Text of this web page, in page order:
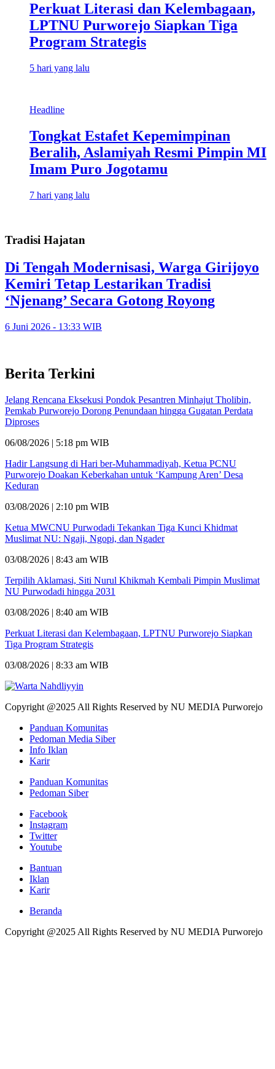
Perkuat Literasi dan Kelembagaan,
LPTNU Purworejo Siapkan Tiga
Program Strategis
5 hari yang lalu
Headline
Tongkat Estafet Kepemimpinan
Beralih, Aslamiyah Resmi Pimpin MI
Imam Puro Jogotamu
7 hari yang lalu
Tradisi Hajatan
Di Tengah Modernisasi, Warga Girijoyo
Kemiri Tetap Lestarikan Tradisi
‘Njenang’ Secara Gotong Royong
6 Juni 2026 - 13:33 WIB
Berita Terkini
Jelang Rencana Eksekusi Pondok Pesantren Minhajut Tholibin,
Pemkab Purworejo Dorong Penundaan hingga Gugatan Perdata
Diproses
06/08/2026 | 5:18 pm WIB
Hadir Langsung di Hari ber-Muhammadiyah, Ketua PCNU
Purworejo Doakan Keberkahan untuk ‘Kampung Aren’ Desa
Keduran
03/08/2026 | 2:10 pm WIB
Ketua MWCNU Purwodadi Tekankan Tiga Kunci Khidmat
Muslimat NU: Ngaji, Ngopi, dan Ngader
03/08/2026 | 8:43 am WIB
Terpilih Aklamasi, Siti Nurul Khikmah Kembali Pimpin Muslimat
NU Purwodadi hingga 2031
03/08/2026 | 8:40 am WIB
Perkuat Literasi dan Kelembagaan, LPTNU Purworejo Siapkan
Tiga Program Strategis
03/08/2026 | 8:33 am WIB
Copyright @2025 All Rights Reserved by NU MEDIA Purworejo
Panduan Komunitas
Pedoman Media Siber
Info Iklan
Karir
Panduan Komunitas
Pedoman Siber
Facebook
Instagram
Twitter
Youtube
Bantuan
Iklan
Karir
Beranda
Copyright @2025 All Rights Reserved by NU MEDIA Purworejo